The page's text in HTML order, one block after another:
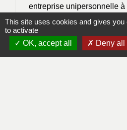
entreprise unipersonnelle
limitée (EURL)
Tout ce qu'il faut savoir
entrepreneur individuel
This site uses cookies and gives
to activate
OK, accept all
Deny